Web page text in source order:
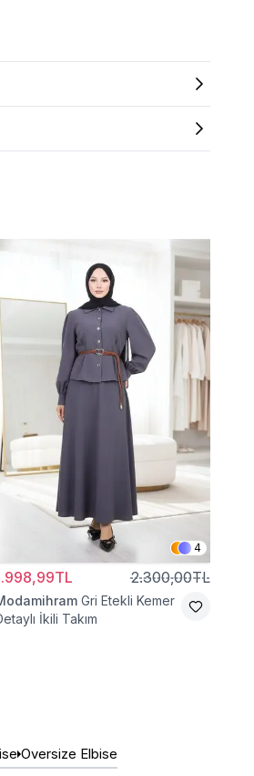
4
2.300,00TL
Gri Etekli Kemer
İkili Takım
Oversize Elbise